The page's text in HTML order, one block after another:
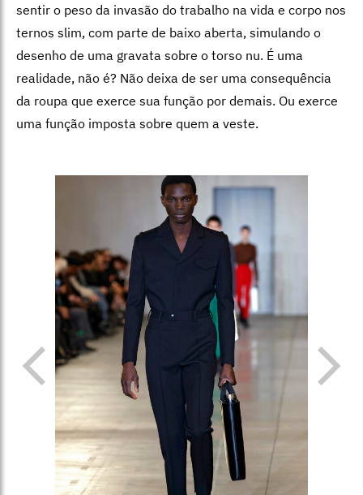
sentir o peso da invasão do trabalho na vida e corpo nos
ternos slim, com parte de baixo aberta, simulando o
desenho de uma gravata sobre o torso nu. É uma
realidade, não é? Não deixa de ser uma consequência
da roupa que exerce sua função por demais. Ou exerce
uma função imposta sobre quem a veste.